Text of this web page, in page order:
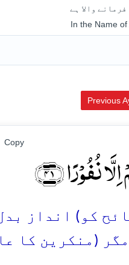
والا ہے
In the Name
Previous
Copy
﴿۴۱﴾
کو) انداز
(منکرین کا